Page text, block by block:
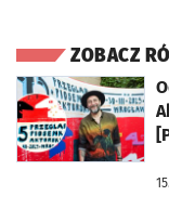
ZOBACZ
otworzy się w nowej